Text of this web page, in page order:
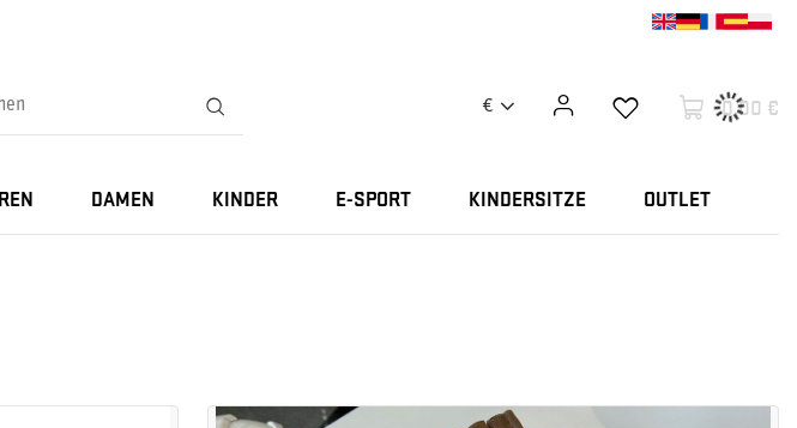
€ 0,00 €
DAMEN KINDER E-SPORT KINDERSITZE OUTLET